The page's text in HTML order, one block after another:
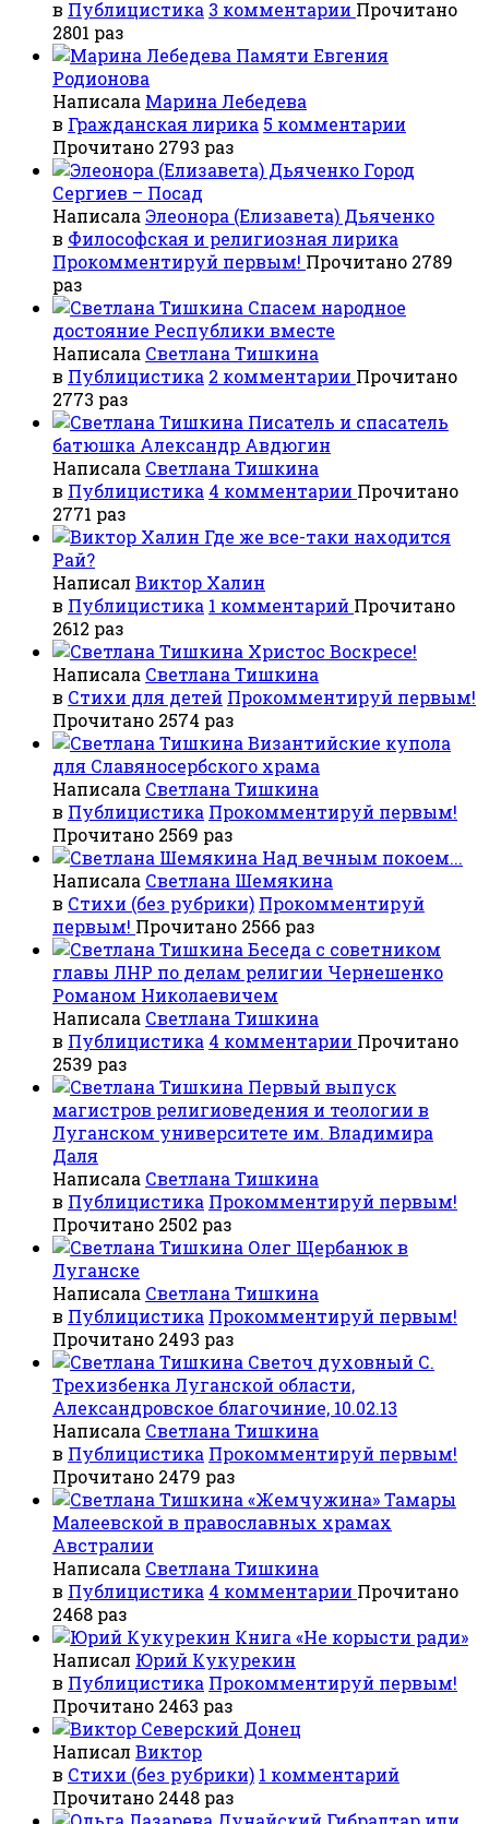
в Публицистика 3 комментарии Прочитано
2801 раз
Памяти Евгения
Родионова
Написала Марина Лебедева
в Гражданская лирика 5 комментарии
Прочитано 2793 раз
Город
Сергиев – Посад
Написала Элеонора (Елизавета) Дьяченко
в Философская и религиозная лирика
Прокомментируй первым! Прочитано 2789
раз
Спасем народное
достояние Республики вместе
Написала Светлана Тишкина
в Публицистика 2 комментарии Прочитано
2773 раз
Писатель и спасатель
батюшка Александр Авдюгин
Написала Светлана Тишкина
в Публицистика 4 комментарии Прочитано
2771 раз
Где же все-таки находится
Рай?
Написал Виктор Халин
в Публицистика 1 комментарий Прочитано
2612 раз
Христос Воскресе!
Написала Светлана Тишкина
в Стихи для детей Прокомментируй первым!
Прочитано 2574 раз
Византийские купола
для Славяносербского храма
Написала Светлана Тишкина
в Публицистика Прокомментируй первым!
Прочитано 2569 раз
Над вечным покоем...
Написала Светлана Шемякина
в Стихи (без рубрики) Прокомментируй
первым! Прочитано 2566 раз
Беседа с советником
главы ЛНР по делам религии Чернешенко
Романом Николаевичем
Написала Светлана Тишкина
в Публицистика 4 комментарии Прочитано
2539 раз
Первый выпуск
магистров религиоведения и теологии в
Луганском университете им. Владимира
Даля
Написала Светлана Тишкина
в Публицистика Прокомментируй первым!
Прочитано 2502 раз
Олег Щербанюк в
Луганске
Написала Светлана Тишкина
в Публицистика Прокомментируй первым!
Прочитано 2493 раз
Светоч духовный С.
Трехизбенка Луганской области,
Александровское благочиние, 10.02.13
Написала Светлана Тишкина
в Публицистика Прокомментируй первым!
Прочитано 2479 раз
«Жемчужина» Тамары
Малеевской в православных храмах
Австралии
Написала Светлана Тишкина
в Публицистика 4 комментарии Прочитано
2468 раз
Книга «Не корысти ради»
Написал Юрий Кукурекин
в Публицистика Прокомментируй первым!
Прочитано 2463 раз
Северский Донец
Написал Виктор
в Стихи (без рубрики) 1 комментарий
Прочитано 2448 раз